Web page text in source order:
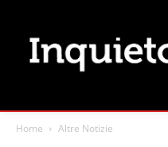
Home Altre Notizie